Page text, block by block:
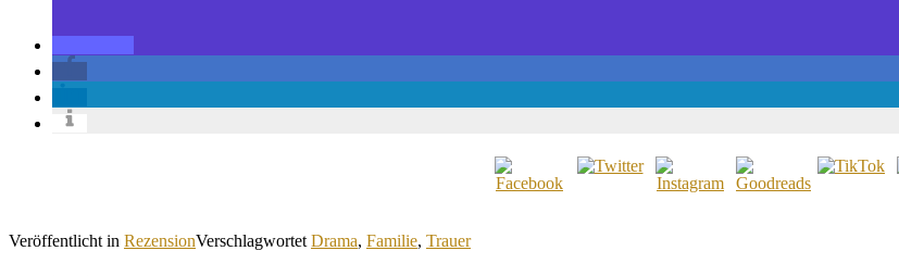
Veröffentlicht in RezensionVerschlagwortet Drama, Familie, Trauer